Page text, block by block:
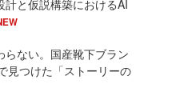
計と仮説構築におけるAI
らない。国産靴下ブラン
見つけた「ストーリーの